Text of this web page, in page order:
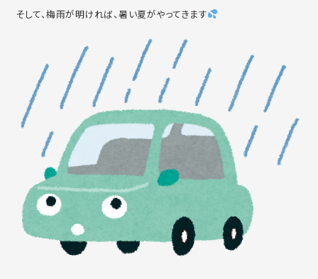
そして、梅雨が明ければ、暑い夏がやってきます